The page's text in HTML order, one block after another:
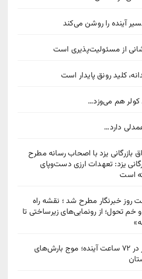
آینده را روشن می‌کند
از مسئولیت‌پذیری است
کلید رونق پایدار است
کولر هم می‌وزد…
دارد…
یزد با اصحاب رسانه مطرح
یزد: تعهدات ارزی دست‌وپای
است
روز خبرنگار مطرح شد ؛ نقشه راه
خم تحول؛ از رونمایی‌های زیرساختی تا
وضعیت جوی کشور در ۷۲ ساعت آینده؛ موج بارش‌های